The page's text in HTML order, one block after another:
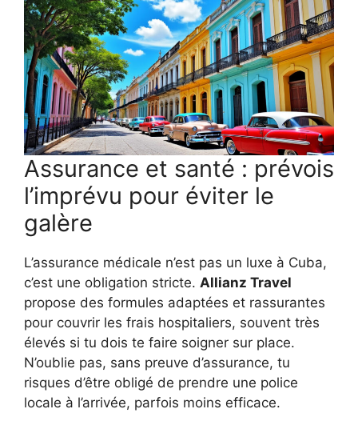
Assurance et santé : prévois
l’imprévu pour éviter le
galère
L’assurance médicale n’est pas un luxe à Cuba,
c’est une obligation stricte. Allianz Travel
propose des formules adaptées et rassurantes
pour couvrir les frais hospitaliers, souvent très
élevés si tu dois te faire soigner sur place.
N’oublie pas, sans preuve d’assurance, tu
risques d’être obligé de prendre une police
locale à l’arrivée, parfois moins efficace.